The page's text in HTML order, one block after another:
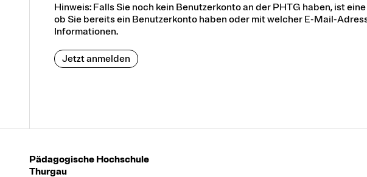
Hinweis: Falls Sie noch kein Benutzerkonto an der PHTG haben, ist eine
ob Sie bereits ein Benutzerkonto haben oder mit welcher E-Mail-
Informationen.
Jetzt anmelden
Pädagogische Hochschule
Thurgau